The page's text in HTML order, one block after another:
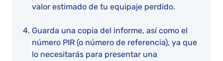
valor estimado de tu equipaje perdido.
Guarda una copia del informe, así como el
número PIR (o número de referencia), ya que
lo necesitarás para presentar una